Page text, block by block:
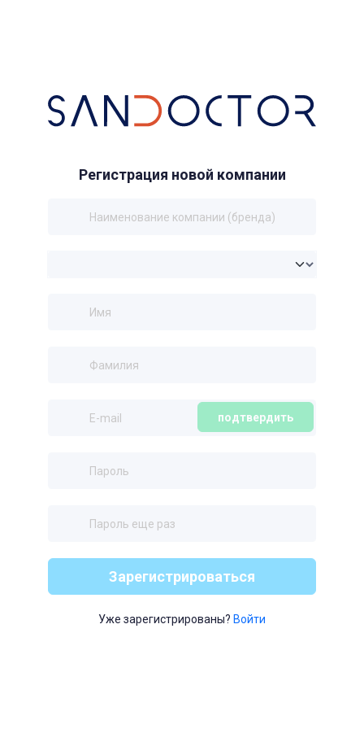
Регистрация новой компании
подтвердить
Зарегистрироваться
Уже зарегистрированы? Войти